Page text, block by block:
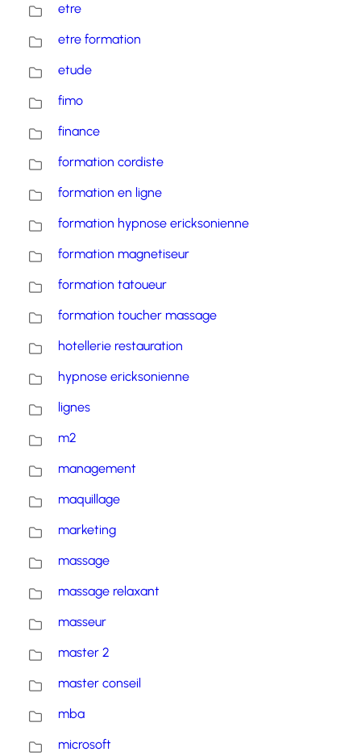
etre
etre formation
etude
fimo
finance
formation cordiste
formation en ligne
formation hypnose ericksonienne
formation magnetiseur
formation tatoueur
formation toucher massage
hotellerie restauration
hypnose ericksonienne
lignes
m2
management
maquillage
marketing
massage
massage relaxant
masseur
master 2
master conseil
mba
microsoft